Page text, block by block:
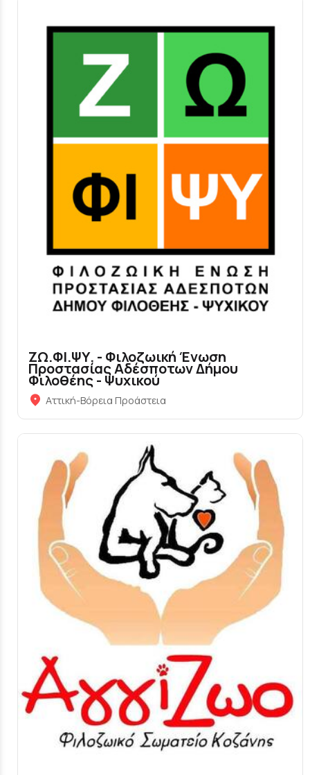
ΖΩ.ΦΙ.ΨΥ. - Φιλοζωική Ένωση
Προστασίας Αδέσποτων Δήμου
Φιλοθέης - Ψυχικού
Αττική-Βόρεια Προάστεια